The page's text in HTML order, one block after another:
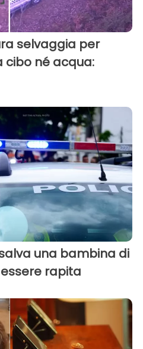
selvaggia per
cibo né acqua:
una bambina di
rapita